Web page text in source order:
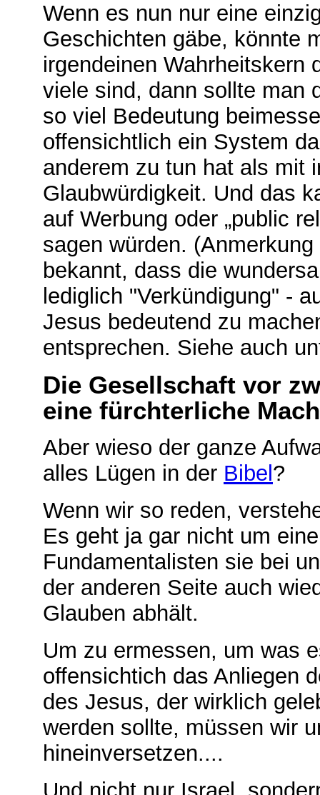
Wenn es nun nur eine
Geschichten gäbe, könnte
irgendeinen Wahrheitskern
viele sind, dann sollte man
so viel Bedeutung
offensichtlich ein System
anderem zu tun hat als mit
Glaubwürdigkeit. Und das
auf Werbung oder „public
sagen würden.
bekannt, dass die
lediglich "Verkündigung" -
Jesus bedeutend zu
entsprechen. Siehe auch
Die Gesellschaft vor
eine fürchterliche
Aber wieso der ganze
alles Lügen in der Bibel ?
Wenn wir so reden,
Es geht ja gar nicht um
Fundamentalisten sie bei
der anderen Seite auch
Glauben abhält.
Um zu ermessen, um was
offensichtich das Anliegen
des Jesus, der wirklich
werden sollte, müssen wir
hineinversetzen....